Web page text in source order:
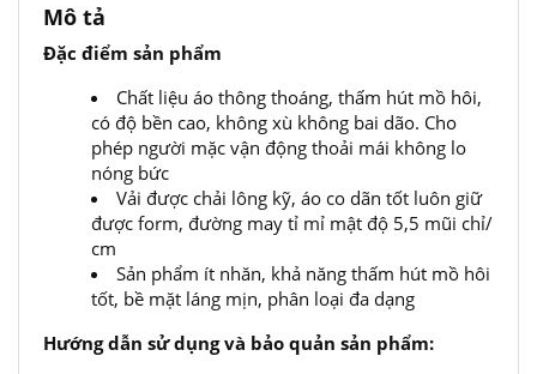
Mô tả
Đặc điểm sản phẩm
Chất liệu áo thông thoáng, thấm hút mồ hôi,
có độ bền cao, không xù không bai dão. Cho
phép người mặc vận động thoải mái không lo
nóng bức
Vải được chải lông kỹ, áo co dãn tốt luôn giữ
được form, đường may tỉ mỉ mật độ 5,5 mũi chỉ/
cm
Sản phẩm ít nhăn, khả năng thấm hút mồ hôi
tốt, bề mặt láng mịn, phân loại đa dạng
Hướng dẫn sử dụng và bảo quản sản phẩm: